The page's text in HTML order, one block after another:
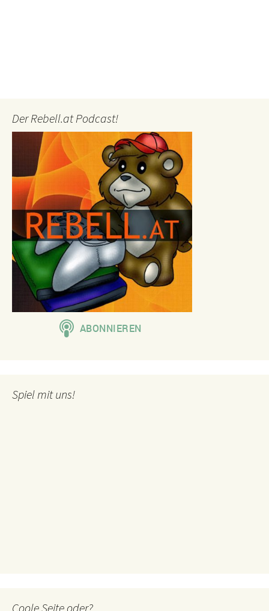
Der Rebell.at Podcast!
Spiel mit uns!
Coole Seite oder?